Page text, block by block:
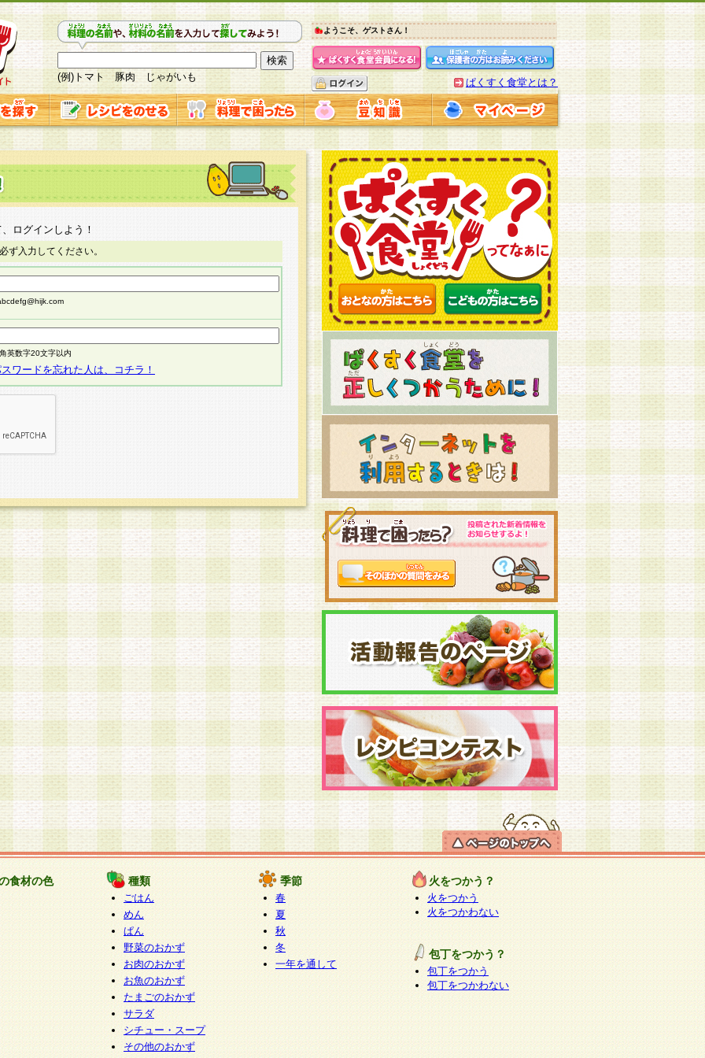
(例)トマト 豚肉 じゃがいも
ようこそ、ゲストさん！
ぱくすく食堂とは？
ログインしよう！
ず入力してください。
英数字20文字以内
ワードを忘れた人は、コチラ！
食材の色 種類
ごはん
めん
ぱん
野菜のおかず
お肉のおかず
お魚のおかず
たまごのおかず
サラダ
シチュー・スープ
その他のおかず
季節
春
夏
秋
冬
一年を通して
火をつかう？
火をつかう
火をつかわない
包丁をつかう？
包丁をつかう
包丁をつかわない